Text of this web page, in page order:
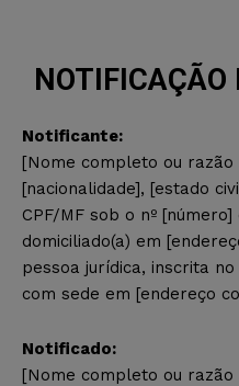
Notificante:
[Nome completo ou razão
[nacionalidade], [estado
CPF/MF sob o nº
domiciliado(a) em
pessoa jurídica, inscrita
com sede em [endereço
Notificado:
[Nome completo ou razão